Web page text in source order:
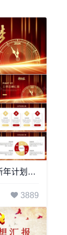
年终总结暨新年计划模板
3889